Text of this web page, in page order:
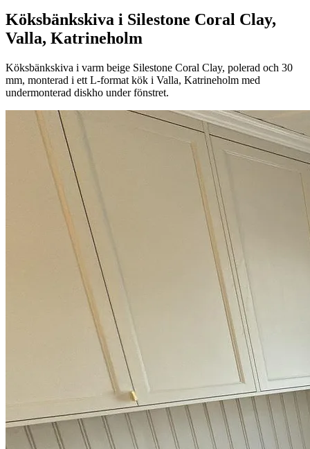
Köksbänkskiva i Silestone Coral Clay,
Valla, Katrineholm
Köksbänkskiva i varm beige Silestone Coral Clay, polerad och 30
mm, monterad i ett L-format kök i Valla, Katrineholm med
undermonterad diskho under fönstret.